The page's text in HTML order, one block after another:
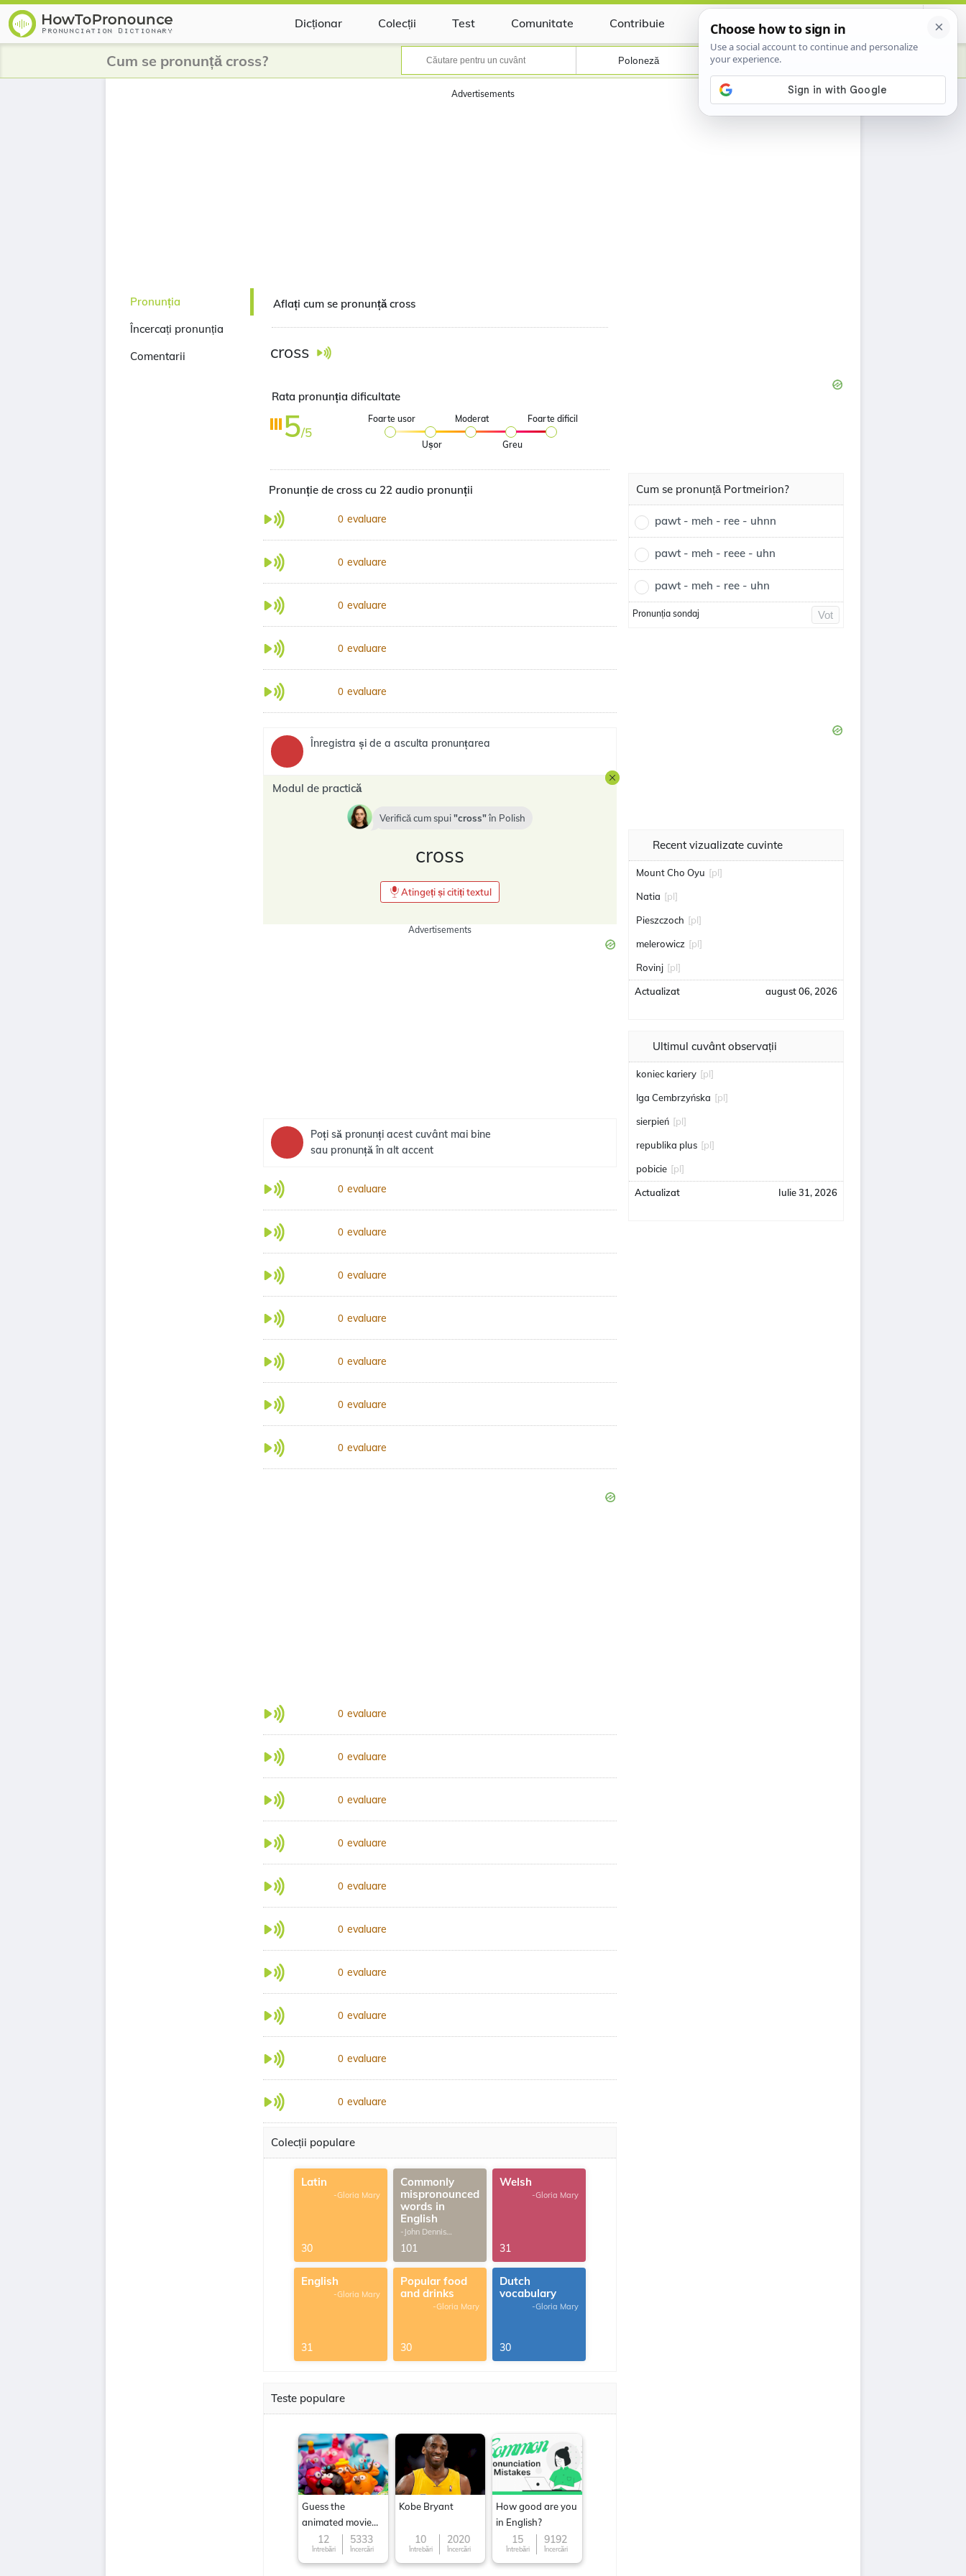
Dicționar Colecții Test Comunitate Contribuie Certificate
Cum se pronunță cross? Poloneză
Advertisements
Pronunția
Încercați pronunția
Comentarii
Aflați cum se pronunță cross
cross
Rata pronunția dificultate
5/5
Foarte usor
Ușor
Moderat
Greu
Foarte dificil
Pronunție de cross cu 22 audio pronunții
0 evaluare
0 evaluare
0 evaluare
0 evaluare
0 evaluare
Înregistra și de a asculta pronunțarea
Modul de practică
Verifică cum spui cross în Polish
cross
Atingeți și citiți textul
Advertisements
Poți să pronunți acest cuvânt mai bine
sau pronunță în alt accent
0 evaluare
0 evaluare
0 evaluare
0 evaluare
0 evaluare
0 evaluare
0 evaluare
0 evaluare
0 evaluare
0 evaluare
0 evaluare
0 evaluare
0 evaluare
0 evaluare
0 evaluare
0 evaluare
0 evaluare
Colecții populare
Latin
-Gloria Mary
30
Commonly
mispronounced
words in
English
-John Dennis
101
Welsh
-Gloria Mary
31
English
-Gloria Mary
31
Popular food
and drinks
-Gloria Mary
30
Dutch
vocabulary
-Gloria Mary
30
Teste populare
Guess the
animated movie
character
12
Întrebări
5333
Încercări
Kobe Bryant
10
Întrebări
2020
Încercări
How good are you
in English?
15
Întrebări
9192
Încercări
Cum se pronunță Portmeirion?
pawt - meh - ree - uhnn
pawt - meh - reee - uhn
pawt - meh - ree - uhn
Pronunția sondaj Vot
Recent vizualizate cuvinte
Mount Cho Oyu [pl]
Natia [pl]
Pieszczoch [pl]
melerowicz [pl]
Rovinj [pl]
Actualizat august 06, 2026
Ultimul cuvânt observații
koniec kariery [pl]
Iga Cembrzyńska [pl]
sierpień [pl]
republika plus [pl]
pobicie [pl]
Actualizat Iulie 31, 2026